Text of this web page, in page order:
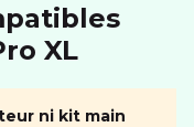
x 8.54 mm
XL
ni kit main